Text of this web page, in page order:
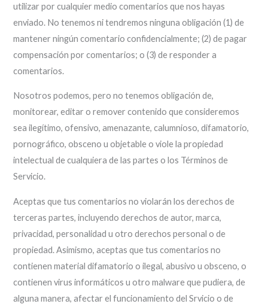
utilizar por cualquier medio comentarios que nos hayas
enviado. No tenemos ni tendremos ninguna obligación (1) de
mantener ningún comentario confidencialmente; (2) de pagar
compensación por comentarios; o (3) de responder a
comentarios.
Nosotros podemos, pero no tenemos obligación de,
monitorear, editar o remover contenido que consideremos
sea ilegítimo, ofensivo, amenazante, calumnioso, difamatorio,
pornográfico, obsceno u objetable o viole la propiedad
intelectual de cualquiera de las partes o los Términos de
Servicio.
Aceptas que tus comentarios no violarán los derechos de
terceras partes, incluyendo derechos de autor, marca,
privacidad, personalidad u otro derechos personal o de
propiedad. Asimismo, aceptas que tus comentarios no
contienen material difamatorio o ilegal, abusivo u obsceno, o
contienen virus informáticos u otro malware que pudiera, de
alguna manera, afectar el funcionamiento del Srvicio o de